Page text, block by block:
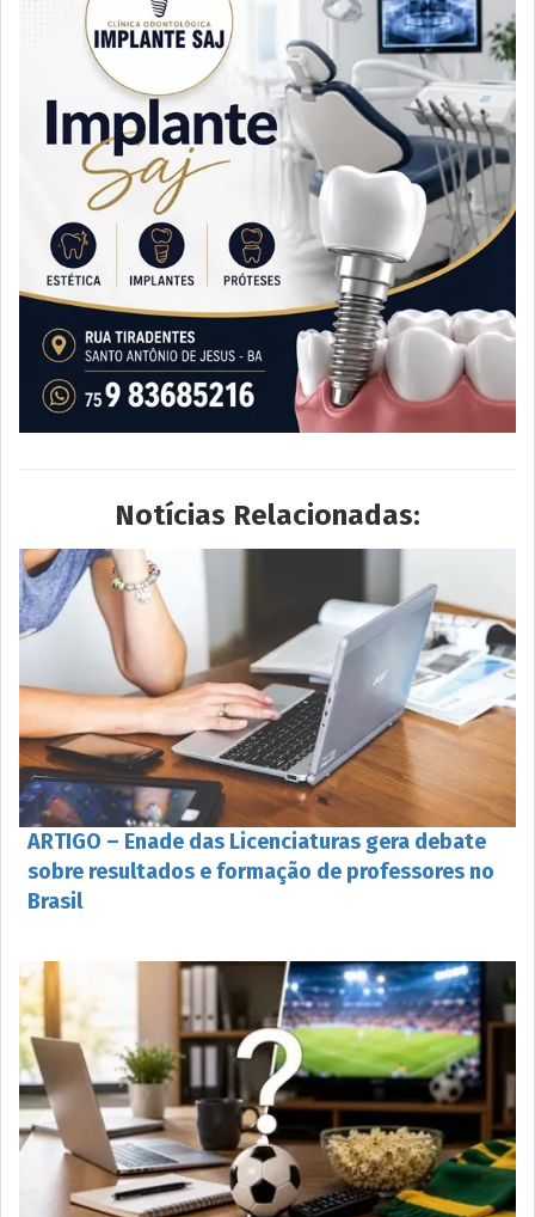
Notícias Relacionadas:
ARTIGO – Enade das Licenciaturas gera debate
sobre resultados e formação de professores no
Brasil